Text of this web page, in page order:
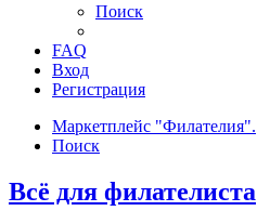
Поиск
FAQ
Вход
Регистрация
Маркетплейс "Филателия".
Поиск
Всё для филателиста